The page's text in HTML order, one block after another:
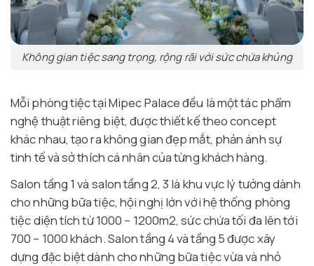
Không gian tiệc sang trọng, rộng rãi với sức chứa khủng
Mỗi phòng tiệc tại Mipec Palace đều là một tác phẩm
nghệ thuật riêng biệt, được thiết kế theo concept
khác nhau, tạo ra không gian đẹp mắt, phản ánh sự
tinh tế và sở thích cá nhân của từng khách hàng.
Salon tầng 1 và salon tầng 2, 3 là khu vực lý tưởng dành
cho những bữa tiệc, hội nghị lớn với hệ thống phòng
tiệc diện tích từ 1000 – 1200m2, sức chứa tối đa lên tới
700 – 1000 khách. Salon tầng 4 và tầng 5 được xây
dựng đặc biệt dành cho những bữa tiệc vừa và nhỏ